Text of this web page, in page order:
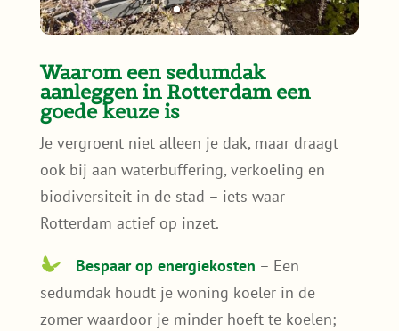
Waarom een sedumdak
aanleggen in Rotterdam een
goede keuze is
Je vergroent niet alleen je dak, maar draagt
ook bij aan waterbuffering, verkoeling en
biodiversiteit in de stad – iets waar
Rotterdam actief op inzet.
Bespaar op energiekosten – Een
sedumdak houdt je woning koeler in de
zomer waardoor je minder hoeft te koelen;